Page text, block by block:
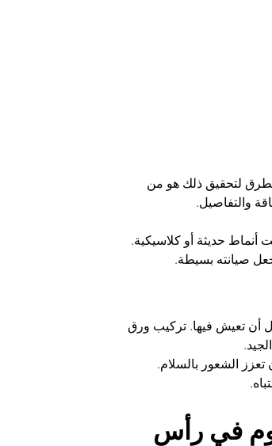
لتحقيق ذلك هو من
والتفاصيل.
أنماط حديثة أو كلاسيكية.
صيانته بسيطة.
أن تعيش فيها. تركيب ورق
تعزز الشعور بالسلام.
في رأس